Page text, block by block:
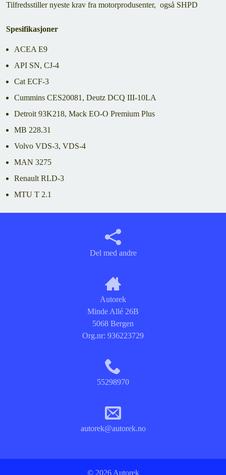
Tilfredsstiller nyeste krav fra motorprodusenter, også SHPD
Spesifikasjoner
ACEA E9
API SN, CJ-4
Cat ECF-3
Cummins CES20081, Deutz DCQ III-10LA
Detroit 93K218, Mack EO-O Premium Plus
MB 228.31
Volvo VDS-3, VDS-4
MAN 3275
Renault RLD-3
MTU T 2.1
Del med andre
Autorek
Minde Allé 26B
5068 Bergen
Org.nr: 936223729
55298970
autorek@autorek.no
© 2026 Autorek